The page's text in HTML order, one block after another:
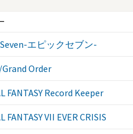
エピックセブン-
Order
FANTASY Record Keeper
FANTASY VII EVER CRISIS